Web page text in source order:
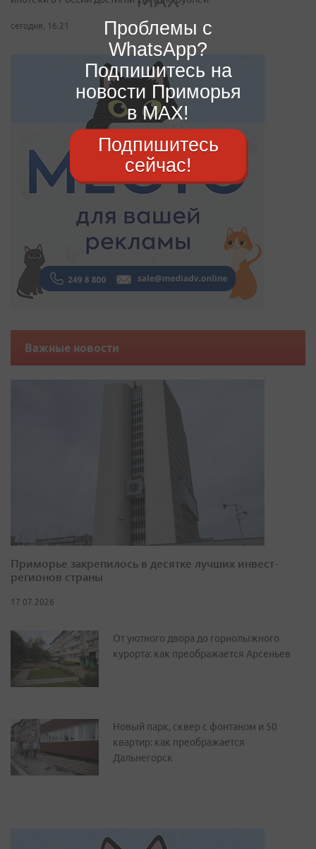
сегодня, 16:21
Важные новости
Приморье закрепилось в десятке лучших инвест-
регионов страны
17.07.2026
От уютного двора до горнолыжного
курорта: как преображается Арсеньев
Новый парк, сквер с фонтаном и 50
квартир: как преображается
Дальнегорск
Проблемы с
WhatsApp?
Подпишитесь на
новости Приморья
в MAX!
Подпишитесь
сейчас!